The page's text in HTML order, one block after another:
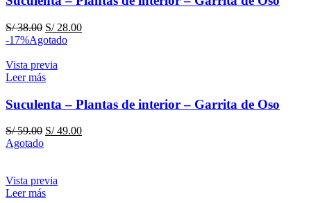
S/38.00 El
precio
era:
S/ 38.00.
S/28.00El
-17%Agotado
Vista previa
Leer más
Suculenta – Plantas de interior – Garrita de Oso
S/59.00 El
S/ 59.00.
S/49.00El
Agotado
Vista previa
Leer más